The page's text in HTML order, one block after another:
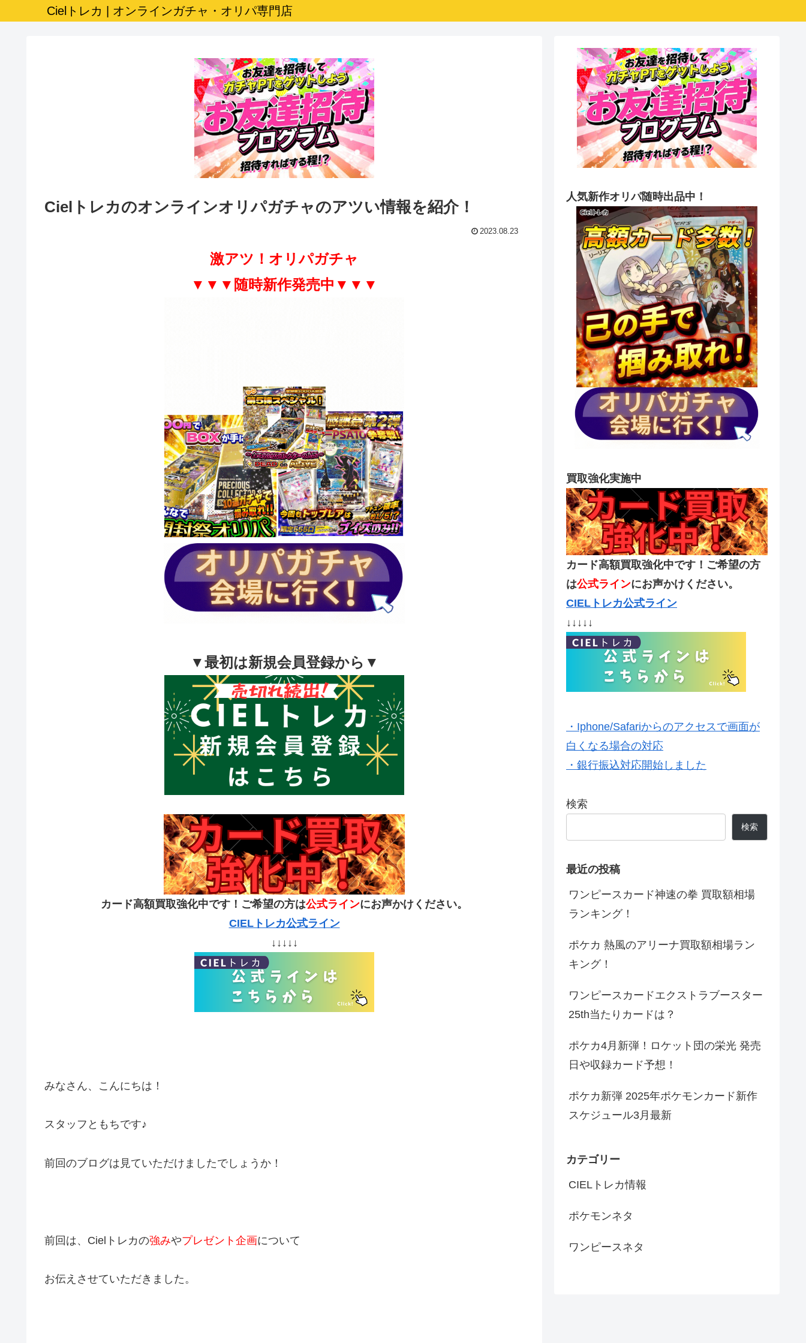
Cielトレカ | オンラインガチャ・オリパ専門店
Cielトレカのオンラインオリパガチャのアツい情報を紹介！
2023.08.23
激アツ！オリパガチャ
▼▼▼随時新作発売中▼▼▼
▼最初は新規会員登録から▼
カード高額買取強化中です！ご希望の方は公式ラインにお声かけください。
CIELトレカ公式ライン
↓↓↓↓↓
みなさん、こんにちは！
スタッフともちです♪
前回のブログは見ていただけましたでしょうか！
前回は、Cielトレカの強みやプレゼント企画について
お伝えさせていただきました。
人気新作オリパ随時出品中！
買取強化実施中
カード高額買取強化中です！ご希望の方
は公式ラインにお声かけください。
CIELトレカ公式ライン
↓↓↓↓↓
・Iphone/Safariからのアクセスで画面が
白くなる場合の対応
・銀行振込対応開始しました
検索
検索
最近の投稿
ワンピースカード神速の拳 買取額相場
ランキング！
ポケカ 熱風のアリーナ買取額相場ラン
キング！
ワンピースカードエクストラブースター
25th当たりカードは？
ポケカ4月新弾！ロケット団の栄光 発売
日や収録カード予想！
ポケカ新弾 2025年ポケモンカード新作
スケジュール3月最新
カテゴリー
CIELトレカ情報
ポケモンネタ
ワンピースネタ